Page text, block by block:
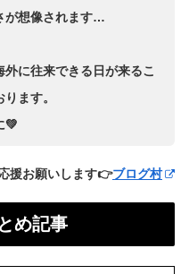
が想像されます…
に往来できる日が来るこ
ます。
💚
援お願いします👉ブログ村
め記事